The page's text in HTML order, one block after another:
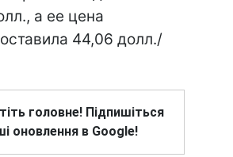
а ее цена
44,06 долл./
головне! Підпишіться
оновлення в Google!